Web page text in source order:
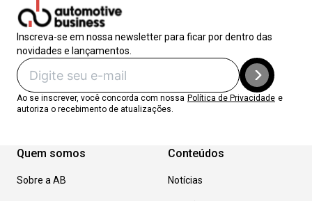
Inscreva-se em nossa newsletter para ficar por dentro das
novidades e lançamentos.
Ao se inscrever, você concorda com nossa Política de Privacidade e
autoriza o recebimento de atualizações.
Quem somos
Sobre a AB
Conteúdos
Notícias